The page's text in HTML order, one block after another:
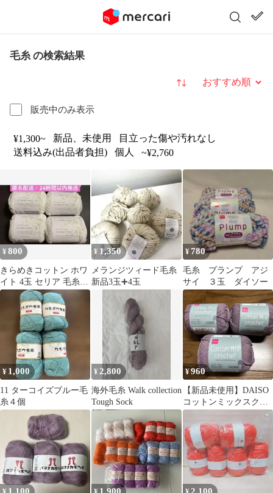
毛糸 の検索結果
販売中のみ表示
並び替え
¥1,300~ 新品、未使用
目立った傷や汚れなし
送料込み(出品者負担)
個人 ~¥2,760
¥800
きらめきコットン ホワ
イト 4玉 セリア 毛糸
ラメ ごしょう産業
¥ 1,350
メランジツィード毛糸
新品3玉➕4玉
¥ 780
毛糸 プランプ アジ
サイ ３玉 ダイソー
¥ 1,000
11 ターコイズブルー毛
糸４個
¥ 2,800
海外毛糸 Walk collection
Tough Sock
¥960
【新品未使用】DAISO
コットンミックスクロ
ッシェ パープル 3個セ
ット